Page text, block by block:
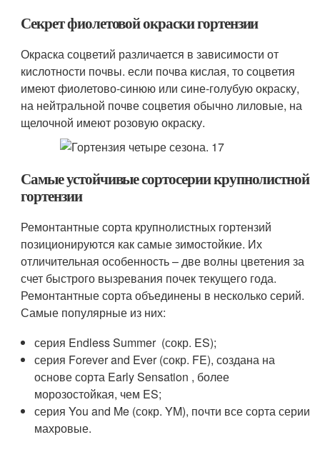
Секрет фиолетовой окраски гортензии
Окраска соцветий различается в зависимости от
кислотности почвы. если почва кислая, то соцветия
имеют фиолетово-синюю или сине-голубую окраску,
на нейтральной почве соцветия обычно лиловые, на
щелочной имеют розовую окраску.
Самые устойчивые сортосерии крупнолистной
гортензии
Ремонтантные сорта крупнолистных гортензий
позиционируются как самые зимостойкие. Их
отличительная особенность – две волны цветения за
счет быстрого вызревания почек текущего года.
Ремонтантные сор­та объединены в несколько серий.
Самые популярные из них:
серия Endless Summer ­ (сокр. ES);
серия Forever and Ever (сокр. FE), создана на
основе сорта Early Sensation , более
морозостойкая, чем ES;
серия You and Me (сокр.­­­ YM), почти все сорта серии
махровые.